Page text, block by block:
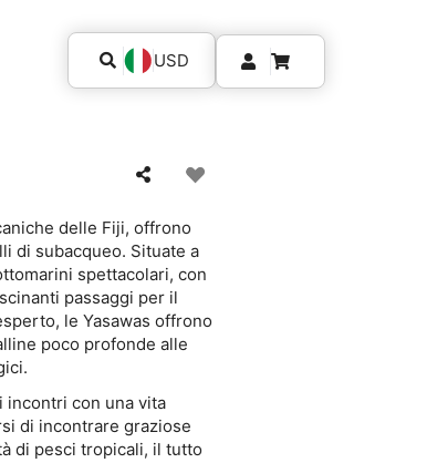
USD
delle Fiji, offrono
di subacqueo. Situate a
spettacolari, con
passaggi per il
le Yasawas offrono
poco profonde alle
incontri con una vita
di incontrare graziose
di pesci tropicali, il tutto